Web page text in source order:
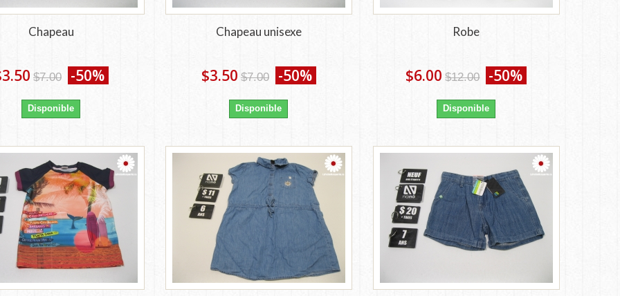
Chapeau
$7.00 -50%
Disponible
Chapeau unisexe
$3.50 $7.00 -50%
Disponible
Robe
$6.00 $12.00 -50%
Disponible